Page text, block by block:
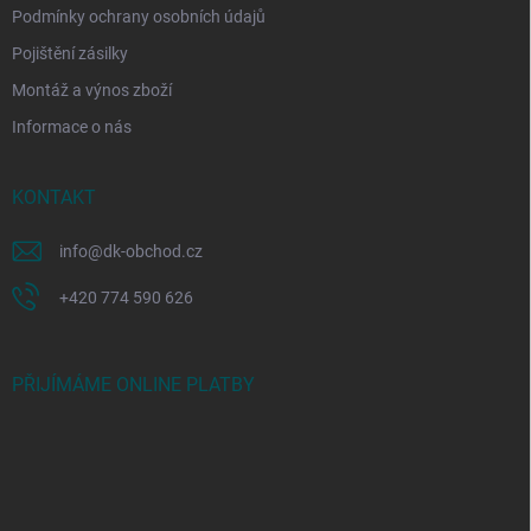
Podmínky ochrany osobních údajů
Pojištění zásilky
Montáž a výnos zboží
Informace o nás
KONTAKT
info@dk-obchod.cz
+420 774 590 626
PŘIJÍMÁME ONLINE PLATBY